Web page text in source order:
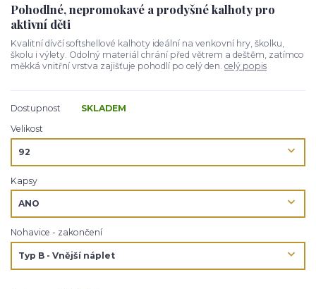
Pohodlné, nepromokavé a prodyšné kalhoty pro
aktivní děti
Kvalitní dívčí softshellové kalhoty ideální na venkovní hry, školku,
školu i výlety. Odolný materiál chrání před větrem a deštěm, zatímco
měkká vnitřní vrstva zajišťuje pohodlí po celý den. celý popis
Dostupnost
SKLADEM
Velikost
Kapsy
Nohavice - zakončení